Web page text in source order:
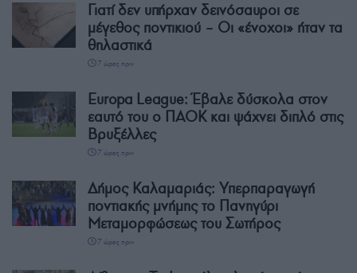
Γιατί δεν υπήρχαν δεινόσαυροι σε
μέγεθος ποντικιού – Οι «ένοχοι» ήταν τα
θηλαστικά
7 ώρες πριν
Europa League: Έβαλε δύσκολα στον
εαυτό του ο ΠΑΟΚ και ψάχνει διπλό στις
Βρυξέλλες
7 ώρες πριν
Δήμος Καλαμαριάς: Υπερπαραγωγή
ποντιακής μνήμης το Πανηγύρι
Μεταμορφώσεως του Σωτήρος
7 ώρες πριν